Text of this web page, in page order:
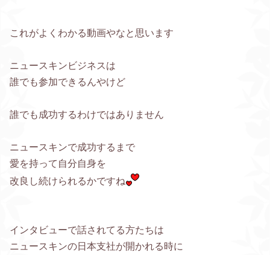
これがよくわかる動画やなと思います
ニュースキンビジネスは
誰でも参加できるんやけど
誰でも成功するわけではありません
ニュースキンで成功するまで
愛を持って自分自身を
改良し続けられるかですね
インタビューで話されてる方たちは
ニュースキンの日本支社が開かれる時に